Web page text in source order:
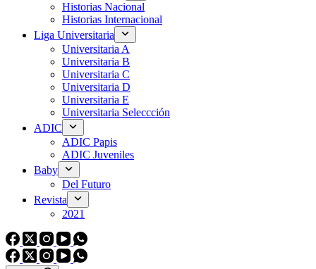
Historias Nacional
Historias Internacional
Liga Universitaria
Universitaria A
Universitaria B
Universitaria C
Universitaria D
Universitaria E
Universitaria Seleccción
ADIC
ADIC Papis
ADIC Juveniles
Baby
Del Futuro
Revista
2021